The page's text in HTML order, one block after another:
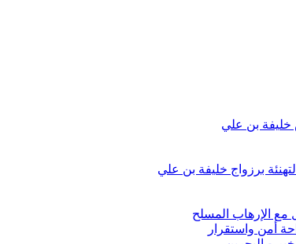
خليفة بن علي
برزواج خليفة بن علي
مع الإرهاب المسلح
أمن واستقرار